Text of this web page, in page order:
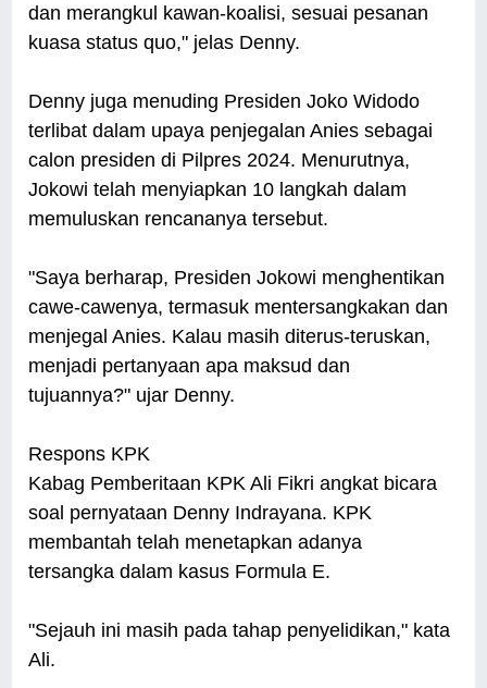
dan merangkul kawan-koalisi, sesuai pesanan
kuasa status quo," jelas Denny.
Denny juga menuding Presiden Joko Widodo
terlibat dalam upaya penjegalan Anies sebagai
calon presiden di Pilpres 2024. Menurutnya,
Jokowi telah menyiapkan 10 langkah dalam
memuluskan rencananya tersebut.
"Saya berharap, Presiden Jokowi menghentikan
cawe-cawenya, termasuk mentersangkakan dan
menjegal Anies. Kalau masih diterus-teruskan,
menjadi pertanyaan apa maksud dan
tujuannya?" ujar Denny.
Respons KPK
Kabag Pemberitaan KPK Ali Fikri angkat bicara
soal pernyataan Denny Indrayana. KPK
membantah telah menetapkan adanya
tersangka dalam kasus Formula E.
"Sejauh ini masih pada tahap penyelidikan," kata
Ali.